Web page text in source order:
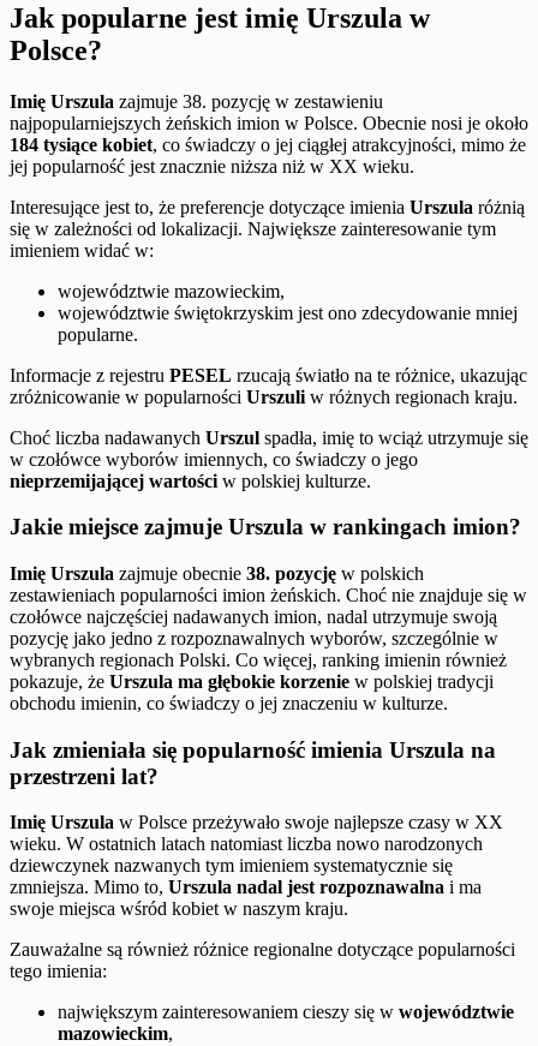
Jak popularne jest imię Urszula w
Polsce?
Imię Urszula zajmuje 38. pozycję w zestawieniu
najpopularniejszych żeńskich imion w Polsce. Obecnie nosi je około
184 tysiące kobiet, co świadczy o jej ciągłej atrakcyjności, mimo że
jej popularność jest znacznie niższa niż w XX wieku.
Interesujące jest to, że preferencje dotyczące imienia Urszula różnią
się w zależności od lokalizacji. Największe zainteresowanie tym
imieniem widać w:
województwie mazowieckim,
województwie świętokrzyskim jest ono zdecydowanie mniej
popularne.
Informacje z rejestru PESEL rzucają światło na te różnice, ukazując
zróżnicowanie w popularności Urszuli w różnych regionach kraju.
Choć liczba nadawanych Urszul spadła, imię to wciąż utrzymuje się
w czołówce wyborów imiennych, co świadczy o jego
nieprzemijającej wartości w polskiej kulturze.
Jakie miejsce zajmuje Urszula w rankingach imion?
Imię Urszula zajmuje obecnie 38. pozycję w polskich
zestawieniach popularności imion żeńskich. Choć nie znajduje się w
czołówce najczęściej nadawanych imion, nadal utrzymuje swoją
pozycję jako jedno z rozpoznawalnych wyborów, szczególnie w
wybranych regionach Polski. Co więcej, ranking imienin również
pokazuje, że Urszula ma głębokie korzenie w polskiej tradycji
obchodu imienin, co świadczy o jej znaczeniu w kulturze.
Jak zmieniała się popularność imienia Urszula na
przestrzeni lat?
Imię Urszula w Polsce przeżywało swoje najlepsze czasy w XX
wieku. W ostatnich latach natomiast liczba nowo narodzonych
dziewczynek nazwanych tym imieniem systematycznie się
zmniejsza. Mimo to, Urszula nadal jest rozpoznawalna i ma
swoje miejsca wśród kobiet w naszym kraju.
Zauważalne są również różnice regionalne dotyczące popularności
tego imienia:
największym zainteresowaniem cieszy się w województwie
mazowieckim,